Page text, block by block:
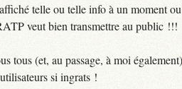
telle ou telle info à un moment
veut bien transmettre au public !!!
tous (et, au passage, à moi
si ingrats !